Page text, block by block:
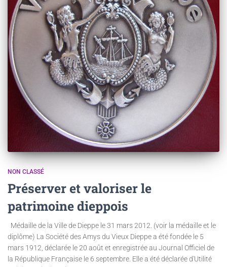
NON CLASSÉ
Préserver et valoriser le
patrimoine dieppois
Médaille de la Ville de Dieppe le 31 mars 2012. (voir la médaille et le
diplôme) La Société des Amys du Vieux Dieppe a été fondée le 5
mars 1912, déclarée le 20 août et enregistrée au Journal Officiel de
la République Française le 6 septembre. Elle a été déclarée d'Utilité